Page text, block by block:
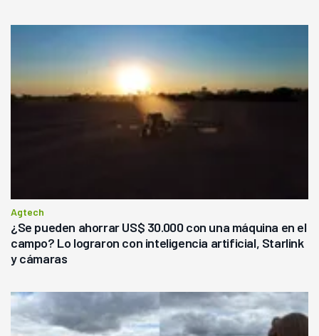
Agtech
¿Se pueden ahorrar US$ 30.000 con una máquina en el
campo? Lo lograron con inteligencia artificial, Starlink
y cámaras